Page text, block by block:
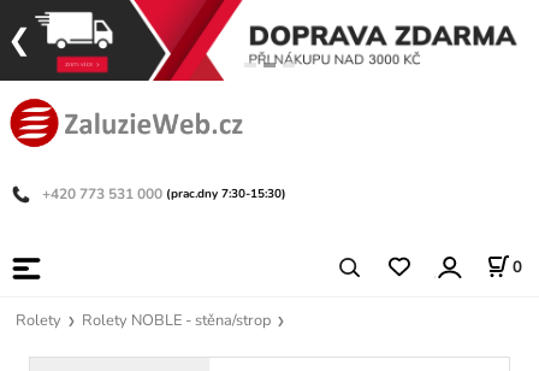
+420 773 531 000 (prac.dny 7:30-15:30)
0
Rolety Rolety NOBLE - stěna/strop